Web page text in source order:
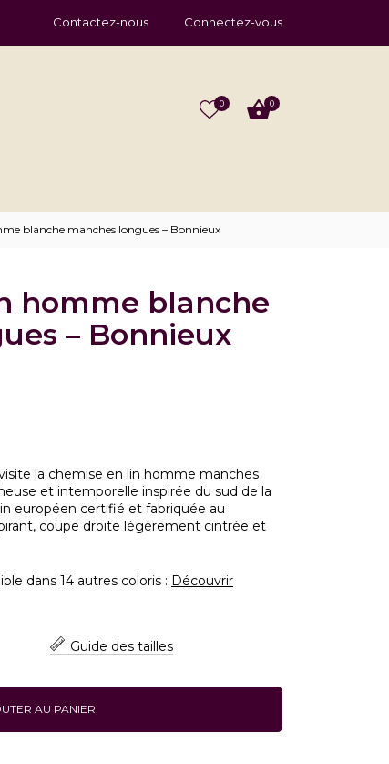
Contactez-nous Connectez-vous
0 0
blanche manches longues – Bonnieux
homme blanche
– Bonnieux
la chemise en lin homme manches
et intemporelle inspirée du sud de la
européen certifié et fabriquée au
coupe droite légèrement cintrée et
dans 14 autres coloris : Découvrir
Guide des tailles
AU PANIER